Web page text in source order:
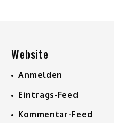
Website
Anmelden
Eintrags-Feed
Kommentar-Feed